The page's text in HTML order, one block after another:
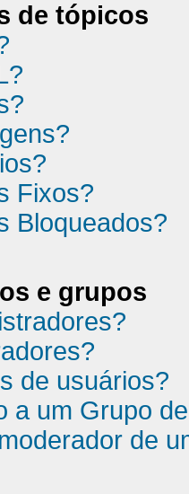
de tópicos
Fixos?
Bloqueados?
e grupos
de usuários?
a um Grupo
de